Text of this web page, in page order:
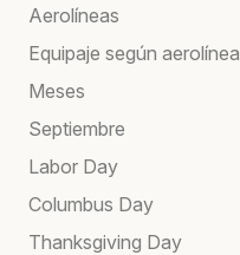
Aerolíneas
Equipaje según aerolínea
Meses
Septiembre
Labor Day
Columbus Day
Thanksgiving Day